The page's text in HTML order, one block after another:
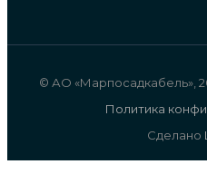
© АО «Марпосадкабель»,
Политика
Сделано